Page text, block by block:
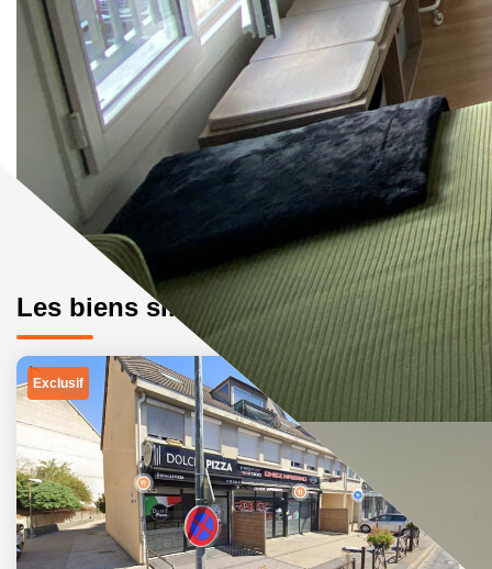
Les biens similaires
Exclusif